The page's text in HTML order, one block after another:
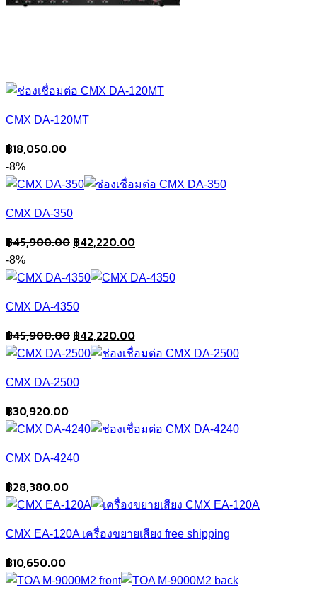
CMX DA-120MT
฿18,050.00
-8%
CMX DA-350
฿45,900.00 Original
was:
฿42,220.00Current
is:
-8%
CMX DA-4350
฿45,900.00 Original
price
฿45,900.00.
฿42,220.00Current
price
CMX DA-2500
฿30,920.00
CMX DA-4240
฿28,380.00
CMX EA-120A เครื่องขยายเสียง free shipping
฿10,650.00